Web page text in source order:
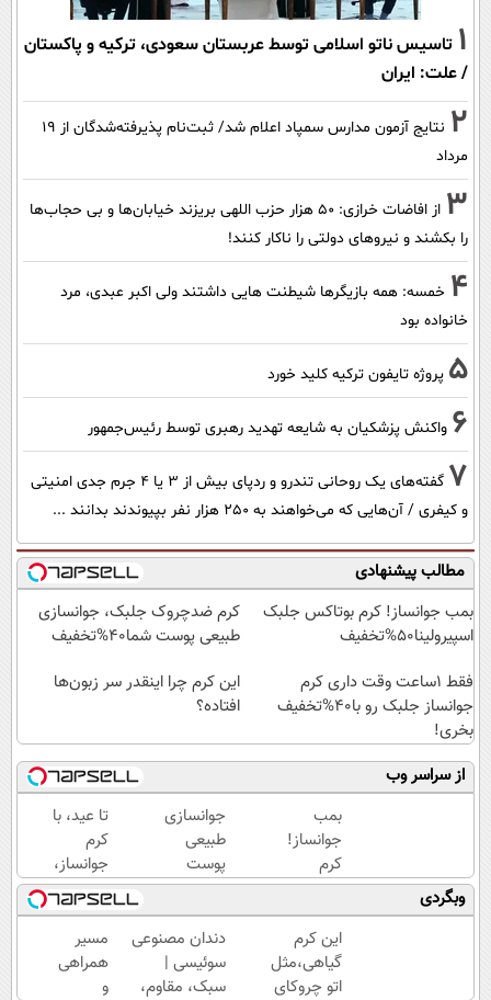
1 تاسیس ناتو اسلامی توسط عربستان سعودی، ترکیه و پاکستان
/ علت: ایران
2
نتایج آزمون مدارس سمپاد اعلام شد/ ثبت‌نام پذیرفته‌شدگان از ۱۹
مرداد
3
از افاضات خرازی: ۵۰ هزار حزب اللهی بریزند خیابان‌ها و بی حجاب‌ها
را بکشند و نیرو‌های دولتی را ناکار کنند!
4 خمسه: همه بازیگرها شیطنت هایی داشتند ولی اکبر عبدی، مرد
خانواده بود
5 پروژه تایفون ترکیه کلید خورد
6 واکنش پزشکیان به شایعه تهدید رهبری توسط رئیس‌جمهور
7
گفته‌های یک روحانی تندرو و ردپای بیش از ۳ یا ۴ جرم جدی امنیتی
و کیفری / آن‌هایی که می‌خواهند به ۲۵۰ هزار نفر بپیوندند بدانند ...
مطالب پیشنهادی
بمب جوانساز! کرم بوتاکس جلبک
اسپیرولینا50%تخفیف
کرم ضدچروک جلبک، جوانسازی
طبیعی پوست شما40%تخفیف
فقط 1ساعت وقت داری کرم
جوانساز جلبک رو با40%تخفیف
بخری!
این کرم چرا اینقدر سر زبون‌ها
افتاده؟
از سراسر وب
بمب
جوانساز!
کرم
بوتاکس
جلبک
اسپیرولینا50%تخفیف
جوانسازی
طبیعی
پوست
بدون
بوتاکس و
جراحی
تا عید، با
کرم
جوانساز،
پوستت رو
دوباره
بساز(خرید
با تخفیف
ویژه)
وبگردی
این کرم
گیاهی،مثل
اتو چروکای
دندان مصنوعی
سوئیسی |
سبک، مقاوم،
مسیر
همراهی
و